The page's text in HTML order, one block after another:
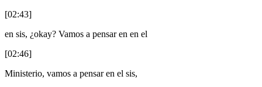
[02:43]
en sis, ¿okay? Vamos a pensar en en el
[02:46]
Ministerio, vamos a pensar en el sis,